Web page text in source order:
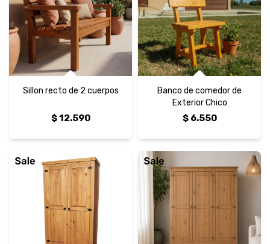
Sillon recto de 2 cuerpos
$12.590
Banco de comedor de
Exterior Chico
$ 6.550